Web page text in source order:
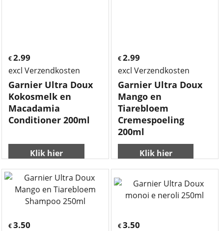
€ 2.99
excl Verzendkosten
Garnier Ultra Doux
Kokosmelk en
Macadamia
Conditioner 200ml
Klik hier
€2.99
excl Verzendkosten
Garnier Ultra Doux
Mango en
Tiarebloem
Cremespoeling
200ml
Klik hier
€ 3.50 €3.50